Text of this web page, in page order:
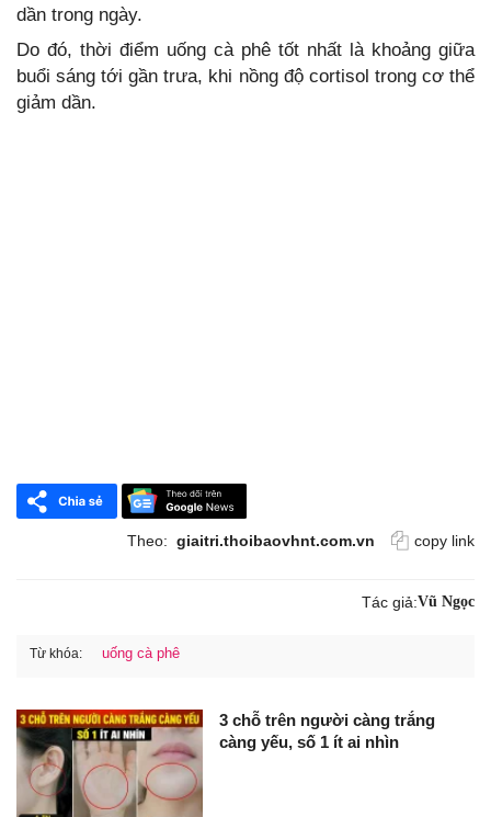
dần trong ngày.
Do đó, thời điểm uống cà phê tốt nhất là khoảng giữa
buổi sáng tới gần trưa, khi nồng độ cortisol trong cơ thể
giảm dần.
Theo: giaitri.thoibaovhnt.com.vn copy link
Tác giả:Vũ Ngọc
Từ khóa: uống cà phê
3 chỗ trên người càng trắng
càng yếu, số 1 ít ai nhìn